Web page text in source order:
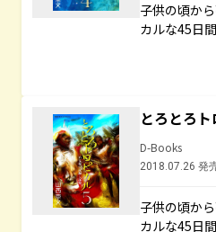
子供の頃か
カルな45日
とろとろ
D-Books
2018.07.26 発
子供の頃か
カルな45日